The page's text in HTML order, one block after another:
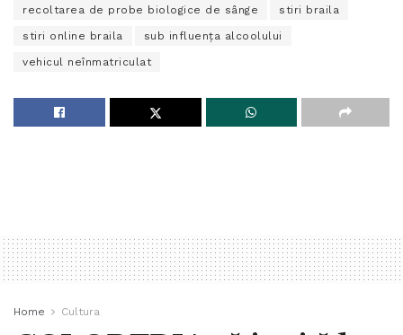
recoltarea de probe biologice de sânge stiri braila
stiri online braila sub influenţa alcoolului
vehicul neînmatriculat
Home Cultura